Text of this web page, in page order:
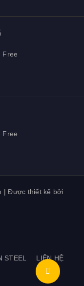
Free
Free
| Được thiết kế bởi
STEEL LIÊN HỆ